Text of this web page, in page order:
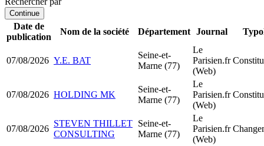
Continue
Date de
publication
Nom de la société Département Journal
07/08/2026 Y.E. BAT
Seine-et-
Marne (77)
Le
Parisien.fr
(Web)
07/08/2026 HOLDING MK
Seine-et-
Marne (77)
Le
Parisien.fr
(Web)
07/08/2026
STEVEN THILLET
CONSULTING
Seine-et-
Marne (77)
Le
Parisien.fr
(Web)